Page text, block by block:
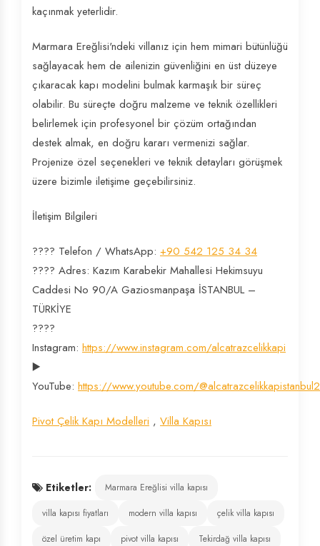
kaçınmak yeterlidir.
Marmara Ereğlisi'ndeki villanız için hem mimari bütünlüğü
sağlayacak hem de ailenizin güvenliğini en üst düzeye
çıkaracak kapı modelini bulmak karmaşık bir süreç
olabilir. Bu süreçte doğru malzeme ve teknik özellikleri
belirlemek için profesyonel bir çözüm ortağından
destek almak, en doğru kararı vermenizi sağlar.
Projenize özel seçenekleri ve teknik detayları görüşmek
üzere bizimle iletişime geçebilirsiniz.
İletişim Bilgileri
???? Telefon / WhatsApp: +90 542 125 34 34
???? Adres: Kazım Karabekir Mahallesi Hekimsuyu
Caddesi No 90/A Gaziosmanpaşa İSTANBUL –
TÜRKİYE
????
Instagram: https://www.instagram.com/alcatrazcelikkapi
▶️
YouTube: https://www.youtube.com/
Pivot Çelik Kapı Modelleri , Villa Kapısı
Etiketler:
Marmara Ereğlisi villa kapısı
villa kapısı fiyatları
modern villa kapısı
çelik villa kapısı
özel üretim kapı
pivot villa kapısı Tekirdağ villa kapısı